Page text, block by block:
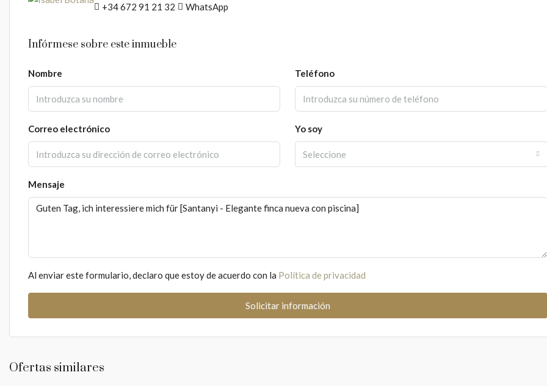
+34 672 91 21 32
WhatsApp
Infórmese sobre este inmueble
Nombre Teléfono
Correo electrónico Yo soy
Seleccione
Mensaje
Al enviar este formulario, declaro que estoy de acuerdo con la Política de privacidad
Solicitar información
Ofertas similares